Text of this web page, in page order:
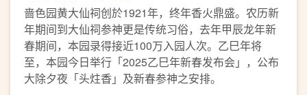
啬色园黄大仙祠创於1921年，终年香火鼎盛。农历新
年期间到大仙祠参神更是传统习俗，去年甲辰龙年新
春期间，本园录得接近100万入园人次。乙巳年将
至，本园今日举行「2025乙巳年新春发布会」，公布
大除夕夜「头炷香」及新春参神之安排。